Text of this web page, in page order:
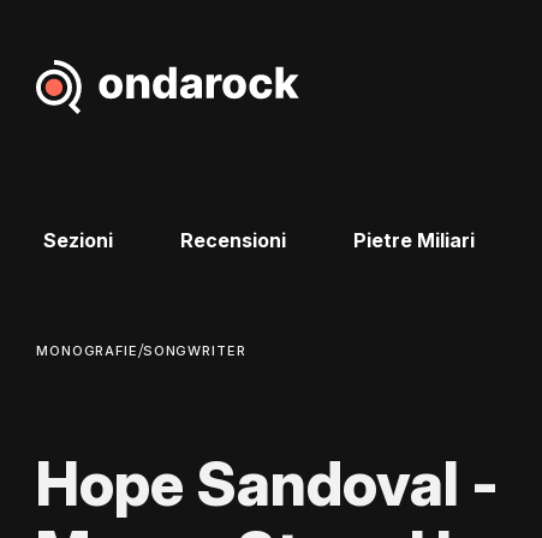
Sezioni Recensioni Pietre Miliari
MONOGRAFIE/SONGWRITER
Hope Sandoval -